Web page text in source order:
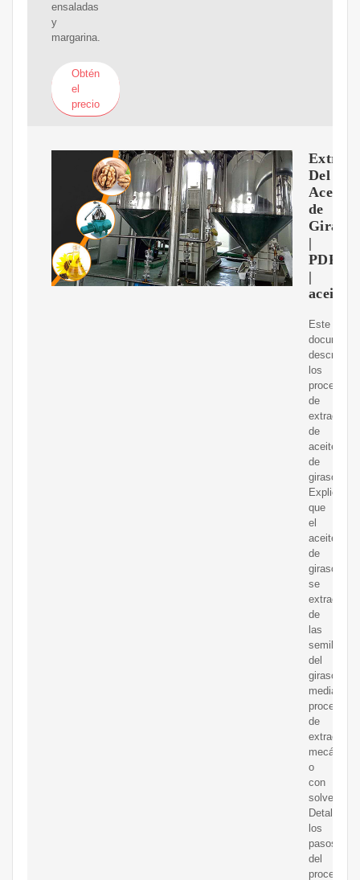
ensaladas
y
margarina.
Obtén
el
precio
Del
Aceite
de
Girasol
|
PDF
|
aceite
Este
documento
describe
los
procesos
de
extracción
de
aceite
de
girasol.
Explica
que
el
aceite
de
girasol
se
extrae
de
las
semillas
del
girasol
mediante
procesos
de
extracción
mecánica
o
con
solventes.
Detalla
los
pasos
del
proceso